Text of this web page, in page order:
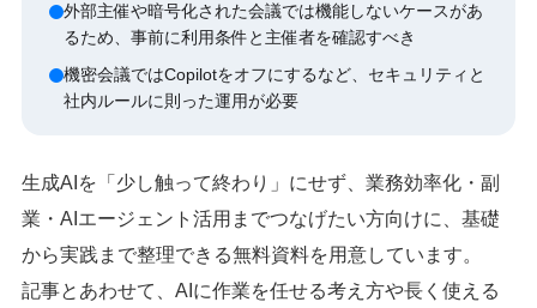
外部主催や暗号化された会議では機能しないケースがあ
るため、事前に利用条件と主催者を確認すべき
機密会議ではCopilotをオフにするなど、セキュリティと
社内ルールに則った運用が必要
生成AIを「少し触って終わり」にせず、業務効率化・副
業・AIエージェント活用までつなげたい方向けに、基礎
から実践まで整理できる無料資料を用意しています。
記事とあわせて、AIに作業を任せる考え方や長く使える